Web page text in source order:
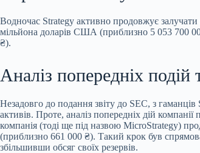
Водночас Strategy активно продовжує
мільйона доларів США (приблизно 5 053 700
₴).
Аналіз попередніх подій
Незадовго до подання звіту до SEC, з
активів. Проте, аналіз попередніх дій
компанія (тоді ще під назвою MicroStrategy)
(приблизно 661 000 ₴). Такий крок був
збільшивши обсяг своїх резервів.